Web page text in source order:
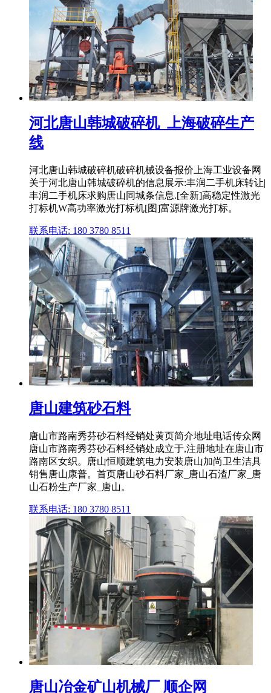
河北唐山韩城破碎机_上海破碎生产
线
河北唐山韩城破碎机破碎机械设备报价上海工业设备网
关于河北唐山韩城破碎机的信息展示:丰润二手机床转让|
丰润二手机床求购唐山同城条信息.[全新]高稳定性激光
打标机W高功率激光打标机[图]富源牌激光打标。
联系电话: 180 3780 8511
唐山建筑砂石料
唐山市路南秀芬砂石料经销处黄页简介地址电话传众网
唐山市路南秀芬砂石料经销处成立于,注册地址在唐山市
路南区女织。唐山恒顺建筑电力安装唐山加尚卫生洁具
销售唐山康普。首页唐山砂石料厂家_唐山石渣厂家_唐
山石粉生产厂家_唐山。
联系电话: 180 3780 8511
唐山冶金矿山机械厂 顺企网